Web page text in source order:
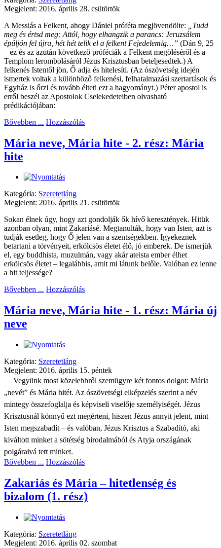
Megjelent: 2016. április 28. csütörtök
A Messiás a Felkent, ahogy Dániel próféta megjövendölte:
„Tudd
meg és értsd meg: Attól, hogy elhangzik a parancs: Jeruzsálem
épüljön fel újra, hét hét telik el a felkent Fejedelemig…” (Dán 9, 25
– ez és az azután következő próféciák a Felkent megöléséről és a
Templom lerombolásáról Jézus Krisztusban beteljesedtek.) A
felkenés Istentől jön, Ő adja és hitelesíti. (Az ószövetség idején
ismertek voltak a különböző felkenési, felhatalmazási szertartások és
Egyház is őrzi és tovább élteti ezt a hagyományt.) Péter apostol is
erről beszél az Apostolok Cselekedeteiben olvasható
prédikációjában:
Bővebben ... Hozzászólás
Mária neve, Mária hite - 2. rész: Mária
hite
Kategória: Szeretetláng
Megjelent: 2016. április 21. csütörtök
Sokan élnek úgy, hogy azt gondolják ők hívő keresztények. Hitük
azonban olyan, mint Zakariásé. Megtanulták, hogy van Isten, azt is
tudják esetleg, hogy Ő jelen van a szentségekben. Igyekeznek
betartani a törvényeit, erkölcsös életet élő, jó emberek. De ismerjük
el, egy buddhista, muzulmán, vagy akár ateista ember élhet
erkölcsös életet – legalábbis, amit mi látunk belőle. Valóban ez lenne
a hit teljessége?
Bővebben ... Hozzászólás
Mária neve, Mária hite - 1. rész: Mária új
neve
Kategória: Szeretetláng
Megjelent: 2016. április 15. péntek
Vegyünk most közelebbről szemügyre két fontos dolgot: Mária
„nevét” és Mária hitét. Az ószövetségi elképzelés szerint a név
mintegy összefoglalja és képviseli viselője személyiségét. Jézus
Krisztusnál könnyű ezt megérteni, hiszen Jézus annyit jelent, mint
Isten megszabadít – és valóban, Jézus Krisztus a Szabadító, aki
kiváltott minket a sötétség birodalmából és Atyja országának
polgáraivá tett minket.
Bővebben ... Hozzászólás
Zakariás és Mária – hitetlenség és
bizalom (1. rész)
Kategória: Szeretetláng
Megjelent: 2016. április 02. szombat